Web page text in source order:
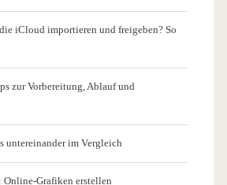
iCloud importieren und freigeben? So
zur Vorbereitung, Ablauf und
untereinander im Vergleich
Grafiken erstellen